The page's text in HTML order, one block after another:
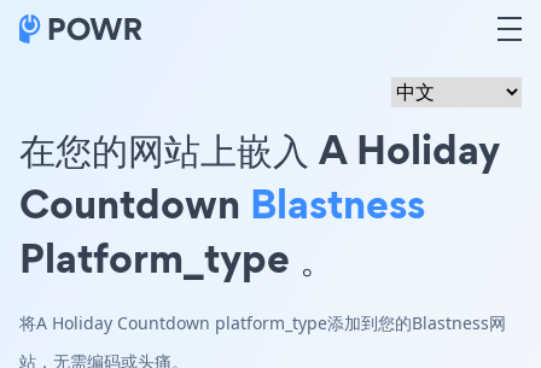
在您的网站上嵌入 A Holiday
Countdown Blastness
Platform_type 。
将A Holiday Countdown platform_type添加到您的Blastness网
站，无需编码或头痛。